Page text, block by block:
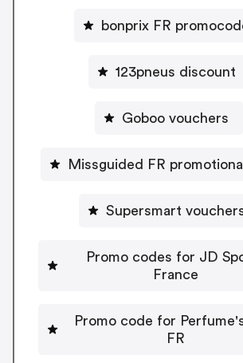
bonprix FR
123pneus discount
Goboo vouchers
Missguided FR
Supersmart
Promo codes for JD
France
Promo code for
FR